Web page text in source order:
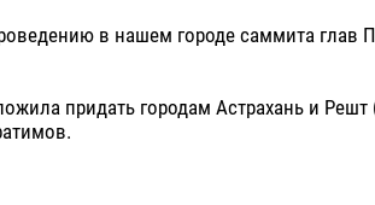
в нашем городе саммита глав
придать городам Астрахань и Решт